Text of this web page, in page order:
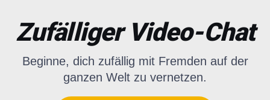
Zufälliger Video-Chat
Beginne, dich zufällig mit Fremden auf der
ganzen Welt zu vernetzen.